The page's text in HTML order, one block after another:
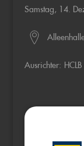
Samstag, 14.
Ausrichter: